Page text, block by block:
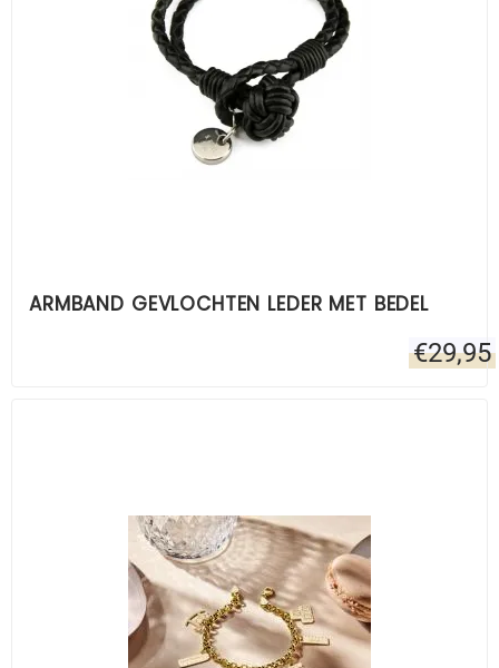
ARMBAND GEVLOCHTEN LEDER MET BEDEL
€29,95